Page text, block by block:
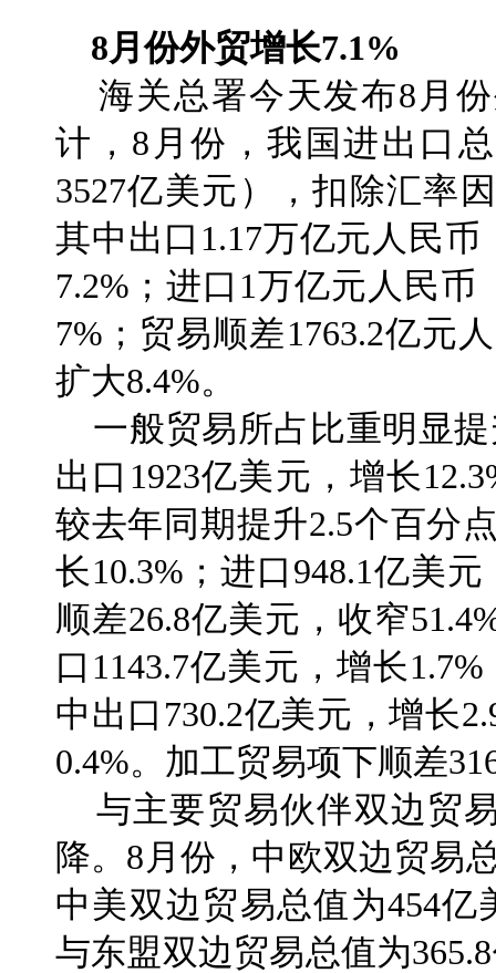
8月份外贸增长7.1%
海关总署今天发布8月
计，8月份，我国进出口
3527亿美元），扣除汇率
其中出口1.17万亿元人民币
7.2%；进口1万亿元人民币
7%；贸易顺差1763.2亿元
扩大8.4%。
一般贸易所占比重明显
出口1923亿美元，增长
较去年同期提升2.5个百分
长10.3%；进口948.1亿美
顺差26.8亿美元，收窄
口1143.7亿美元，增长
中出口730.2亿美元，增长
0.4%。加工贸易项下顺差
与主要贸易伙伴双边贸
降。8月份，中欧双边贸易
中美双边贸易总值为454亿
与东盟双边贸易总值为